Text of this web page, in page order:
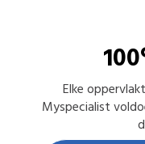
Elke
Myspecialist